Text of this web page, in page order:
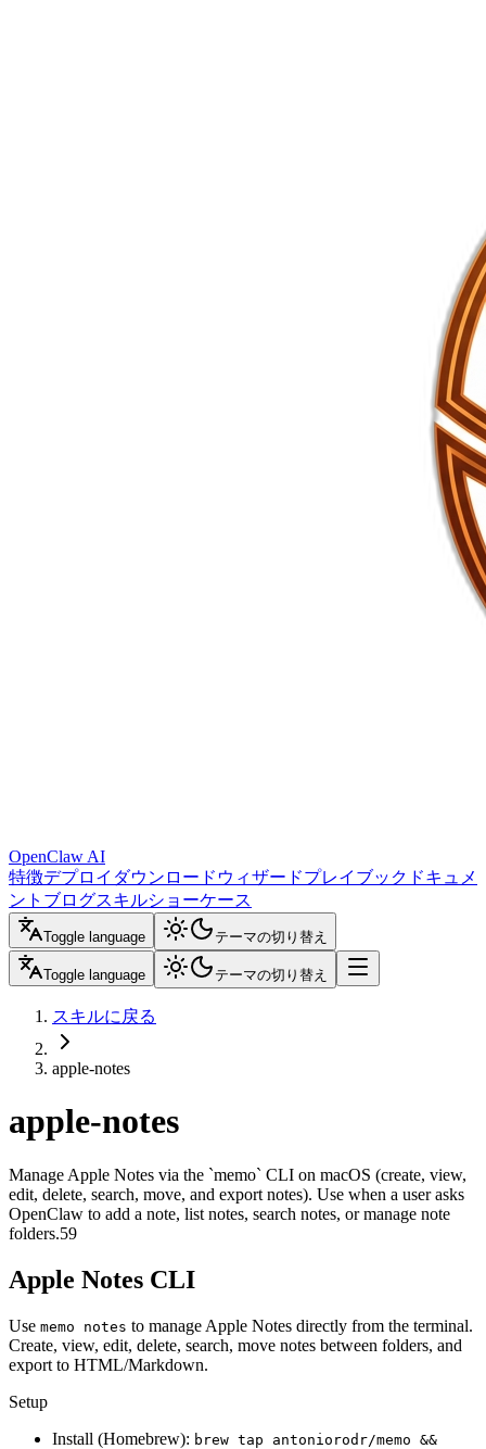
OpenClaw AI
特徴デプロイ ダウンロード ウィザードプレイブック ドキュメ
ント ブログスキルショーケース
Toggle language テーマの切り替え
Toggle language テーマの切り替え
スキルに戻る
apple-notes
apple-notes
Manage Apple Notes via the `memo` CLI on macOS (create, view,
edit, delete, search, move, and export notes). Use when a user asks
OpenClaw to add a note, list notes, search notes, or manage note
folders.59
Apple Notes CLI
Use memo notes to manage Apple Notes directly from the terminal.
Create, view, edit, delete, search, move notes between folders, and
export to HTML/Markdown.
Setup
Install (Homebrew): brew tap antoniorodr/memo &&